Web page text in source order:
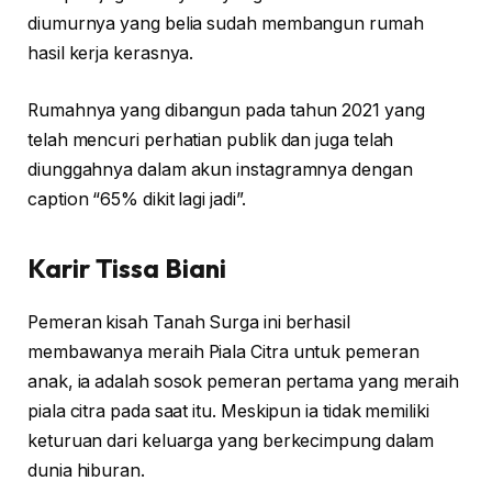
diumurnya yang belia sudah membangun rumah
hasil kerja kerasnya.
Rumahnya yang dibangun pada tahun 2021 yang
telah mencuri perhatian publik dan juga telah
diunggahnya dalam akun instagramnya dengan
caption “65% dikit lagi jadi”.
Karir Tissa Biani
Pemeran kisah Tanah Surga ini berhasil
membawanya meraih Piala Citra untuk pemeran
anak, ia adalah sosok pemeran pertama yang meraih
piala citra pada saat itu. Meskipun ia tidak memiliki
keturuan dari keluarga yang berkecimpung dalam
dunia hiburan.